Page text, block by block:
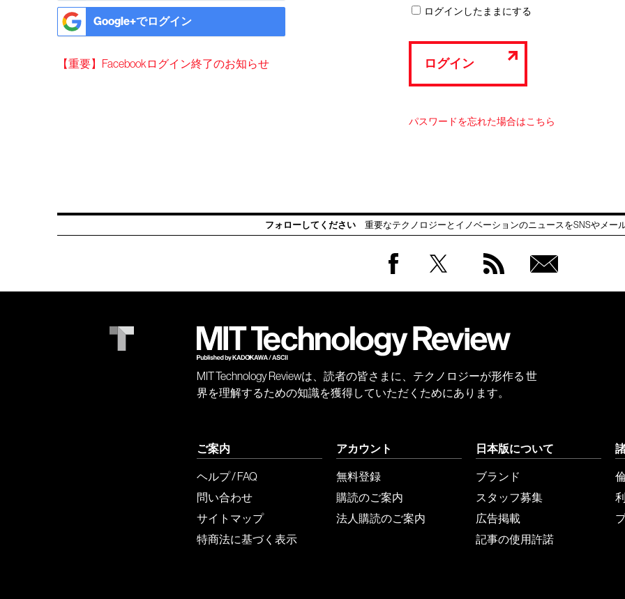
Google+でログイン
【重要】Facebookログイン終了のお知らせ
ログインしたままにする
ログイン
パスワードを忘れた場合はこちら
フォローしてください 重要なテクノロジーとイノベーションのニュースをSNSやメー
会員
MIT Technology Reviewは、読者の皆さまに、テクノロジーが形作る 世
界を理解するための知識を獲得していただくためにあります。
ご案内
ヘルプ / FAQ
問い合わせ
サイトマップ
特商法に基づく表示
アカウント
無料登録
購読のご案内
法人購読のご案内
日本版について
ブランド
スタッフ募集
広告掲載
記事の使用許諾